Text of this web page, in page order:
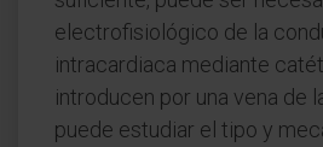
electrofisiológico de la
intracardiaca mediante
introducen por una vena de
puede estudiar el tipo y